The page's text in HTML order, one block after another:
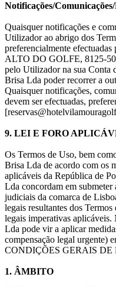
Notificações/
Quaisquer notificações e
Utilizador ao abrigo dos
preferencialmente efectuadas
ALTO DO GOLFE, 8125-
pelo Utilizador na sua Conta
Brisa Lda poder recorrer a
Quaisquer notificações,
devem ser efectuadas,
9. LEI E FORO
Os Termos de Uso, bem
Brisa Lda de acordo com os
aplicáveis da República de
Lda concordam em
judiciais da comarca de
legais resultantes dos
legais imperativas
Lda pode vir a aplicar
compensação legal urgente)
CONDIÇÕES GERAIS DE
1. ÂMBITO